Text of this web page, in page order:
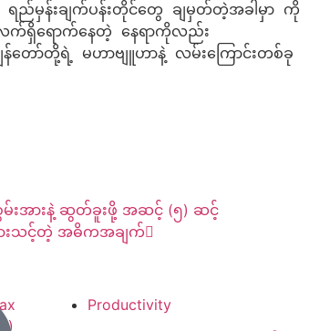
မှန်းချက်ပန်းတိုင်တွေ ချမှတ်တဲ့အခါမှာ ကို
ရှိရောက်နေတဲ့ နေရာကိုလည်း
တော်တို့ရဲ့ မဟာဗျူဟာနဲ့ လမ်းကြောင်းတစ်ခု
းအားနဲ့ ဆွတ်ခူးဖို့ အဆင့် (၅) ဆင့်
ားသင့်တဲ့ အဓိကအချက်
Productivity